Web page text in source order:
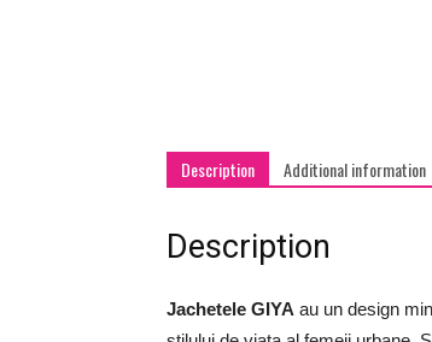
Description Additional information
Description
Jachetele GIYA au un design